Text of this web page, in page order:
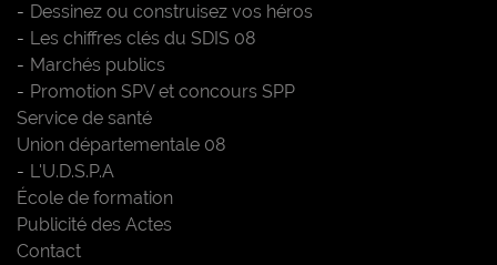
Dessinez ou construisez vos héros
Les chiffres clés du SDIS 08
Marchés publics
Promotion SPV et concours SPP
Service de santé
Union départementale 08
L'U.D.S.P.A
École de formation
Publicité des Actes
Contact